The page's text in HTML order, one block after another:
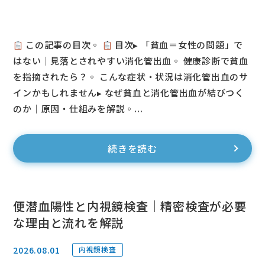
この記事の目次◦
目次▸ 「貧血＝女性の問題」で
はない｜見落とされやすい消化管出血◦ 健康診断で貧血
を指摘されたら？◦ こんな症状・状況は消化管出血のサ
インかもしれません▸ なぜ貧血と消化管出血が結びつく
のか｜原因・仕組みを解説◦...
続きを読む
便潜血陽性と内視鏡検査｜精密検査が必要
な理由と流れを解説
2026.08.01 内視鏡検査